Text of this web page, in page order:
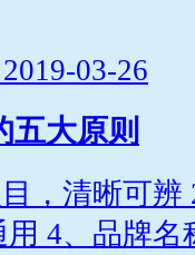
03-26
五大原则
，清晰可
4、品牌